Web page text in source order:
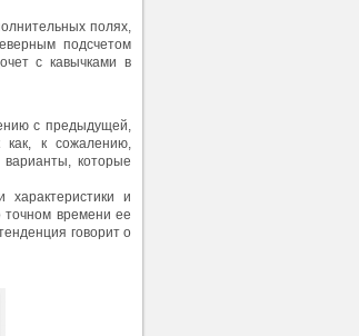
полях,
подсчетом
с кавычками в
с предыдущей,
как, к сожалению,
которые
и
точном времени ее
говорит о